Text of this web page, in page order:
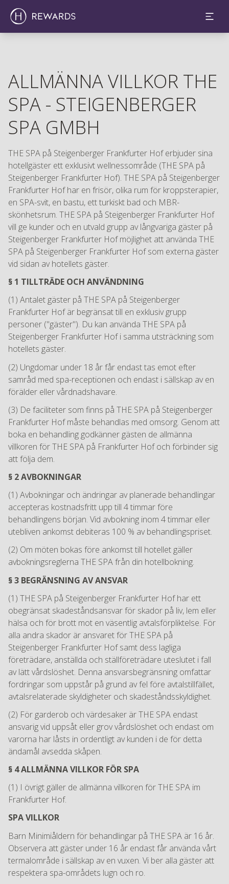
ALLMÄNNA VILLKOR THE
SPA - STEIGENBERGER
SPA GMBH
THE SPA på Steigenberger Frankfurter Hof erbjuder sina
hotellgäster ett exklusivt wellnessområde (THE SPA på
Steigenberger Frankfurter Hof). THE SPA på Steigenberger
Frankfurter Hof har en frisör, olika rum för kroppsterapier,
en SPA-svit, en bastu, ett turkiskt bad och MBR-
skönhetsrum. THE SPA på Steigenberger Frankfurter Hof
vill ge kunder och en utvald grupp av långvariga gäster på
Steigenberger Frankfurter Hof möjlighet att använda THE
SPA på Steigenberger Frankfurter Hof som externa gäster
vid sidan av hotellets gäster.
§ 1 TILLTRÄDE OCH ANVÄNDNING
(1) Antalet gäster på THE SPA på Steigenberger
Frankfurter Hof är begränsat till en exklusiv grupp
personer ("gäster"). Du kan använda THE SPA på
Steigenberger Frankfurter Hof i samma utsträckning som
hotellets gäster.
(2) Ungdomar under 18 år får endast tas emot efter
samråd med spa-receptionen och endast i sällskap av en
förälder eller vårdnadshavare.
(3) De faciliteter som finns på THE SPA på Steigenberger
Frankfurter Hof måste behandlas med omsorg. Genom att
boka en behandling godkänner gästen de allmänna
villkoren för THE SPA på Frankfurter Hof och förbinder sig
att följa dem.
§ 2 AVBOKNINGAR
(1) Avbokningar och ändringar av planerade behandlingar
accepteras kostnadsfritt upp till 4 timmar före
behandlingens början. Vid avbokning inom 4 timmar eller
utebliven ankomst debiteras 100 % av behandlingspriset.
(2) Om möten bokas före ankomst till hotellet gäller
avbokningsreglerna THE SPA från din hotellbokning.
§ 3 BEGRÄNSNING AV ANSVAR
(1) THE SPA på Steigenberger Frankfurter Hof har ett
obegränsat skadeståndsansvar för skador på liv, lem eller
hälsa och för brott mot en väsentlig avtalsförpliktelse. För
alla andra skador är ansvaret för THE SPA på
Steigenberger Frankfurter Hof samt dess lagliga
företrädare, anställda och ställföreträdare uteslutet i fall
av lätt vårdslöshet. Denna ansvarsbegränsning omfattar
fordringar som uppstår på grund av fel före avtalstillfället,
avtalsrelaterade skyldigheter och skadeståndsskyldighet.
(2) För garderob och värdesaker är THE SPA endast
ansvarig vid uppsåt eller grov vårdslöshet och endast om
varorna har låsts in ordentligt av kunden i de för detta
ändamål avsedda skåpen.
§ 4 ALLMÄNNA VILLKOR FÖR SPA
(1) I övrigt gäller de allmänna villkoren för THE SPA im
Frankfurter Hof.
SPA VILLKOR
Barn Minimiåldern för behandlingar på THE SPA är 16 år.
Observera att gäster under 16 år endast får använda vårt
termalområde i sällskap av en vuxen. Vi ber alla gäster att
respektera spa-områdets lugn och ro.